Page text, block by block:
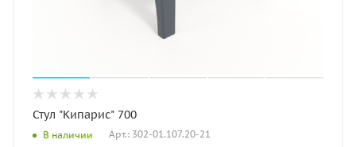
Стул "Кипарис" 700
В наличии Арт.: 302-01.107.20-21